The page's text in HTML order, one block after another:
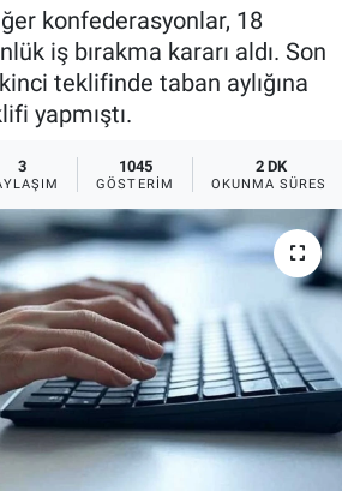
konfederasyonlar, 18
iş bırakma kararı aldı. Son
teklifinde taban aylığına
yapmıştı.
3 1045
GÖSTERIM
2 DK
OKUNMA SÜRESI